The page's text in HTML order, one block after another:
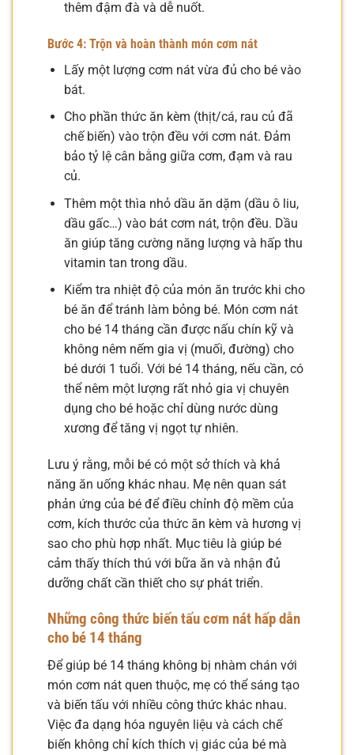
thêm đậm đà và dễ nuốt.
Bước 4: Trộn và hoàn thành món cơm nát
Lấy một lượng cơm nát vừa đủ cho bé vào
bát.
Cho phần thức ăn kèm (thịt/cá, rau củ đã
chế biến) vào trộn đều với cơm nát. Đảm
bảo tỷ lệ cân bằng giữa cơm, đạm và rau
củ.
Thêm một thìa nhỏ dầu ăn dặm (dầu ô liu,
dầu gấc…) vào bát cơm nát, trộn đều. Dầu
ăn giúp tăng cường năng lượng và hấp thu
vitamin tan trong dầu.
Kiểm tra nhiệt độ của món ăn trước khi cho
bé ăn để tránh làm bỏng bé. Món cơm nát
cho bé 14 tháng cần được nấu chín kỹ và
không nêm nếm gia vị (muối, đường) cho
bé dưới 1 tuổi. Với bé 14 tháng, nếu cần, có
thể nêm một lượng rất nhỏ gia vị chuyên
dụng cho bé hoặc chỉ dùng nước dùng
xương để tăng vị ngọt tự nhiên.
Lưu ý rằng, mỗi bé có một sở thích và khả
năng ăn uống khác nhau. Mẹ nên quan sát
phản ứng của bé để điều chỉnh độ mềm của
cơm, kích thước của thức ăn kèm và hương vị
sao cho phù hợp nhất. Mục tiêu là giúp bé
cảm thấy thích thú với bữa ăn và nhận đủ
dưỡng chất cần thiết cho sự phát triển.
Những công thức biến tấu cơm nát hấp dẫn
cho bé 14 tháng
Để giúp bé 14 tháng không bị nhàm chán với
món cơm nát quen thuộc, mẹ có thể sáng tạo
và biến tấu với nhiều công thức khác nhau.
Việc đa dạng hóa nguyên liệu và cách chế
biến không chỉ kích thích vị giác của bé mà